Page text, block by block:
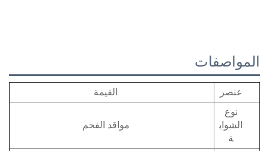
المواصفات
عنصر
القيمة
نوع
الشواي
ة
مواقد الفحم